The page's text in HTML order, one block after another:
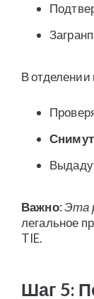
В отделении
Снимут
Важно:Эта
легальное
TIE.
Шаг 5: